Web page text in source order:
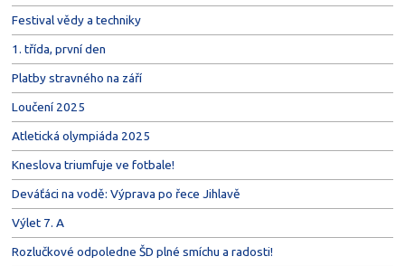
Festival vědy a techniky
1. třída, první den
Platby stravného na září
Loučení 2025
Atletická olympiáda 2025
Kneslova triumfuje ve fotbale!
Deváťáci na vodě: Výprava po řece Jihlavě
Výlet 7. A
Rozlučkové odpoledne ŠD plné smíchu a radosti!